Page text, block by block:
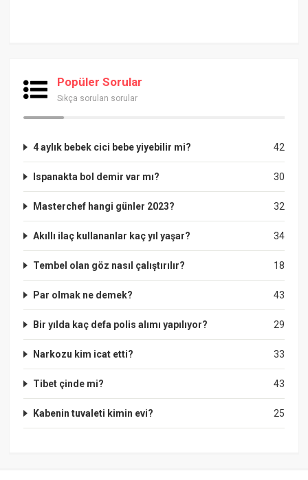
Popüler Sorular
Sıkça sorulan sorular
42
4 aylık bebek cici bebe yiyebilir mi?
30
Ispanakta bol demir var mı?
32
Masterchef hangi günler 2023?
34
Akıllı ilaç kullananlar kaç yıl yaşar?
18
Tembel olan göz nasıl çalıştırılır?
43
Par olmak ne demek?
29
Bir yılda kaç defa polis alımı yapılıyor?
33
Narkozu kim icat etti?
43
Tibet çinde mi?
25
Kabenin tuvaleti kimin evi?